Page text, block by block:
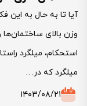
آیا تا به حال به این
وزن بالای ساختمان‌ها
استحکام، میلگرد
میلگرد که در…
۱۴۰۳/۰۸/۲۱